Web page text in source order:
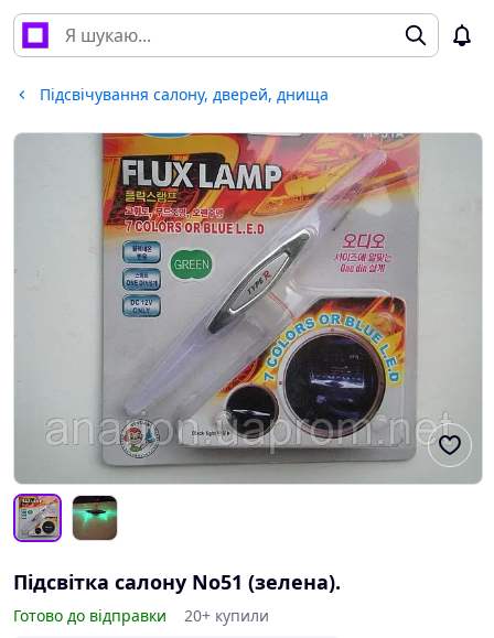
Підсвічування салону, дверей, днища
Підсвітка салону No51 (зелена).
Готово до відправки 20+ купили